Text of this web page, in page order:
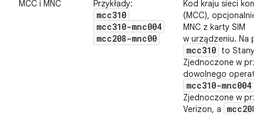
MCC i MNC Przykłady:
mcc310
mcc310-mnc004
mcc208-mnc00
Kod kraju sieci
(MCC), opcjonalnie
MNC z karty SIM
w urządzeniu. Na
mcc310 to Stany
Zjednoczone w
dowolnego
mcc310-mnc004
Zjednoczone w
Verizon, a